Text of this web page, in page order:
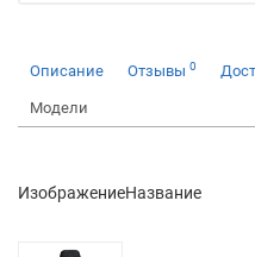
Описание Отзывы 0
Модели
ИзображениеНазвание